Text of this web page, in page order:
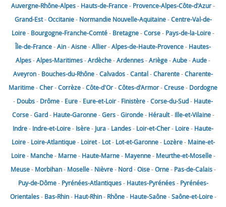
Auvergne-Rhône-Alpes- Hauts-de-France- Provence-Alpes-Côte-d'Azur-
Grand-Est-Occitanie- Normandie Nouvelle-Aquitaine-Centre-Val-de-
Loire- Bourgogne-Franche-Comté- Bretagne-Corse- Pays-de-la-Loire-
Île-de-France-Ain-Aisne-Allier-Alpes-de-Haute-Provence- Hautes-
Alpes-Alpes-Maritimes-Ardèche-Ardennes-Ariège-Aube-Aude-
Aveyron- Bouches-du-Rhône-Calvados-Cantal-Charente-Charente-
Maritime-Cher-Corrèze-Côte-d'Or-Côtes-d'Armor-Creuse- Dordogne
- Doubs- Drôme- Eure- Eure-et-Loir- Finistère-Corse-du-Sud- Haute-
Corse-Gard- Haute-Garonne-Gers-Gironde- Hérault- Ille-et-Vilaine-
Indre- Indre-et-Loire- Isère- Jura- Landes- Loir-et-Cher- Loire- Haute-
Loire- Loire-Atlantique- Loiret- Lot- Lot-et-Garonne- Lozère- Maine-et-
Loire- Manche- Marne- Haute-Marne- Mayenne- Meurthe-et-Moselle-
Meuse- Morbihan- Moselle- Nièvre- Nord-Oise-Orne- Pas-de-Calais-
Puy-de-Dôme- Pyrénées-Atlantiques- Hautes-Pyrénées- Pyrénées-
Orientales- Bas-Rhin- Haut-Rhin- Rhône- Haute-Saône-Saône-et-Loire-